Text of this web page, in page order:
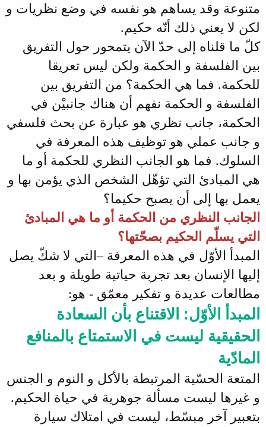
متنوعة وقد يساهم هو نفسه في وضع نظريات و
لكن لا يعني ذلك أنّه حكيم.
كلّ ما قلناه إلى حدّ الآن يتمحور حول التفريق
بين الفلسفة و الحكمة ولكن ليس تعريقا
للحكمة. فما هي الحكمة؟ من التفريق بين
الفلسفة و الحكمة نفهم أن هناك جانبيْن في
الحكمة، جانب نظري هو عبارة عن بحث فلسفي
و جانب عملي هو توظيف هذه المعرفة في
السلوك. فما هو الجانب النظري للحكمة أو ما
هي المبادئ التي تؤهّل الشخص الذي يؤمن بها و
يعمل بها إلى أن يصبح حكيما؟
الجانب النظري من الحكمة أو ما هي المبادئ
التي يسلّم الحكيم بصحّتها؟
المبدأ الأوّل في هذه المعرفة –التي لا شكّ يصل
إليها الإنسان بعد تجربة حياتية طويلة و بعد
مطالعات عديدة و تفكير معمّق - هو:
المبدأ الأوّل: الاقتناع بأن السعادة
الحقيقية ليست في الاستمتاع بالمنافع
المادّية
المتعة الحسّية المرتبطة بالأكل و النوم و الجنس
و غيرها ليست مسألة جوهرية في حياة الحكيم.
بتعبير آخر مبسّط، ليست في امتلاك سيارة